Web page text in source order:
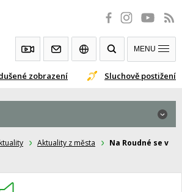
zobrazení Sluchově postižení
MENU
Aktuality z města
Na Roudné se v